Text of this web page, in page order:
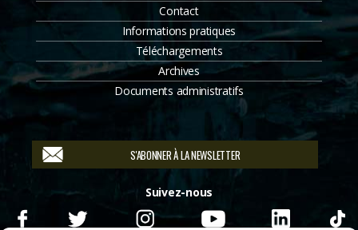
Contact
Informations pratiques
Téléchargements
Archives
Documents administratifs
S'ABONNER À LA NEWSLETTER
Suivez-nous